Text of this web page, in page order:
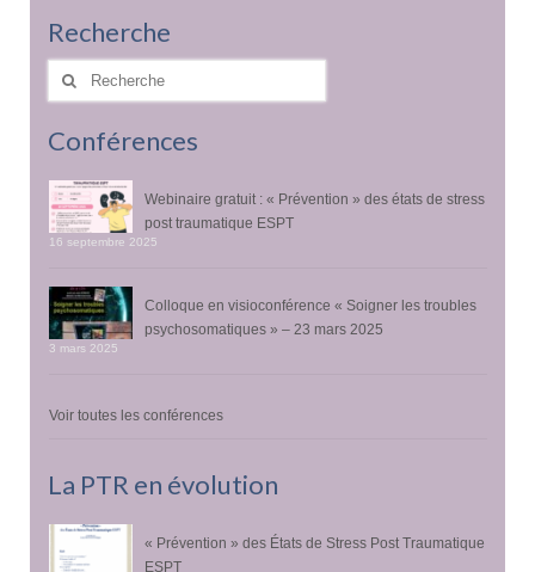
Recherche
Rechercher
Conférences
Webinaire gratuit : « Prévention » des états de stress
post traumatique ESPT
16 septembre 2025
Colloque en visioconférence « Soigner les troubles
psychosomatiques » – 23 mars 2025
3 mars 2025
Voir toutes les conférences
La PTR en évolution
« Prévention » des États de Stress Post Traumatique
ESPT